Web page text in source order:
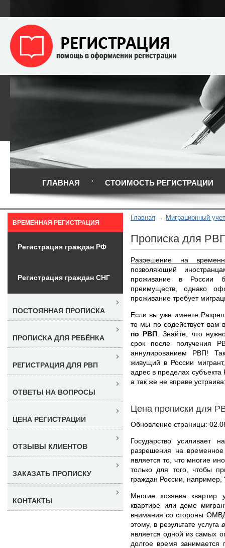
ГЛАВНАЯ СТОИМОСТЬ РЕГИСТРАЦИИ
Главная Миграционный
Прописка для
Разрешение на
позволяющий
проживание в России
преимуществ, однако
проживание требует
Если вы уже имеете
то мы по содействует
по РВП . Знайте, что
срок после получения
аннулированием РВП!
живущий в России
адрес в пределах
а так же не вправе
Цена прописки для
Обновление страницы:
Государство усиливает
разрешения на
является то, что многие
только для того, чтобы
граждан России, например,
Многие хозяева
квартире или доме
внимания со стороны
этому, в результате услуга
является одной из самых
долгое время
ВРЕМЕННАЯ РЕГИСТРАЦИЯ
Регистрация граждан РФ
Регистрация граждан СНГ
ПОСТОЯННАЯ ПРОПИСКА
ПРОПИСКА ДЛЯ РЕБЁНКА
РЕГИСТРАЦИЯ ДЛЯ РВП
ОТВЕТЫ НА ВОПРОСЫ
ЦЕНА РЕГИСТРАЦИИ
ОТЗЫВЫ КЛИЕНТОВ
ЗАКАЗАТЬ ПРОПИСКУ
КОНТАКТЫ